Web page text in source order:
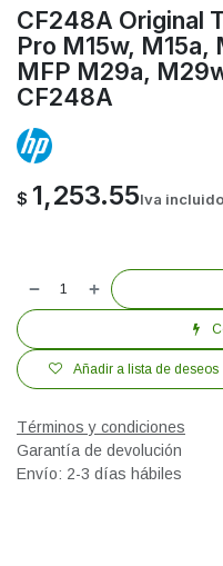
CF248A Original
Pro M15w,
MFP M29a,
CF248A
$ 1,253.55Iva incluido
Añadir a lista de deseos
Términos y condiciones
Garantía de devolución
Envío: 2-3 días hábiles